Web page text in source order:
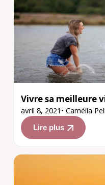
Vivre sa meilleure
avril 8, 2021 •Camélia
Lire plus